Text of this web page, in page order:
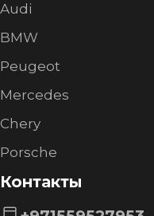
Audi
BMW
Peugeot
Mercedes
Chery
Porsche
Контакты